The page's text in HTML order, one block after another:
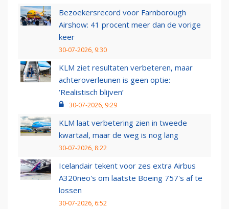
Bezoekersrecord voor Farnborough
Airshow: 41 procent meer dan de vorige
keer
30-07-2026, 9:30
KLM ziet resultaten verbeteren, maar
achteroverleunen is geen optie:
‘Realistisch blijven’
30-07-2026, 9:29
KLM laat verbetering zien in tweede
kwartaal, maar de weg is nog lang
30-07-2026, 8:22
Icelandair tekent voor zes extra Airbus
A320neo's om laatste Boeing 757's af te
lossen
30-07-2026, 6:52